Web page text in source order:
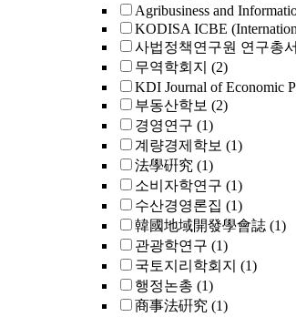
Agribusiness and
KODISA ICBE
사법정책연구원 연구총서
무역학회지 (2)
KDI Journal of Economic
부동산학보 (2)
경영연구 (1)
계량경제학보 (1)
法學硏究 (1)
소비자학연구 (1)
수산경영론집 (1)
韓國地域開發學會誌 (1)
관광학연구 (1)
국토지리학회지 (1)
행정논총 (1)
商事法硏究 (1)